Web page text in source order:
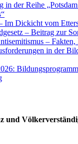
in der Reihe
Im Dickicht vom
– Beitrag zur
–
in der
und